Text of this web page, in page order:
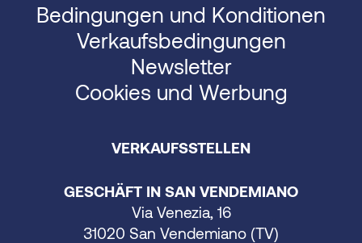
Bedingungen und Konditionen
Verkaufsbedingungen
Newsletter
Cookies und Werbung
VERKAUFSSTELLEN
GESCHÄFT IN SAN VENDEMIANO
Via Venezia, 16
31020 San Vendemiano (TV)